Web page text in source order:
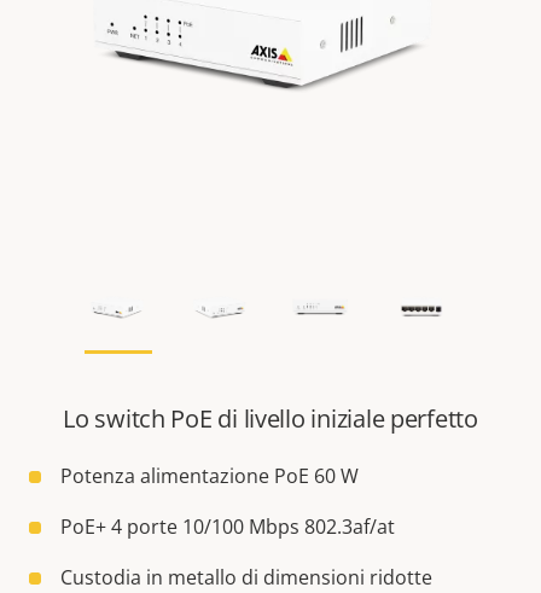
Lo switch PoE di livello iniziale perfetto
Potenza alimentazione PoE 60 W
PoE+ 4 porte 10/100 Mbps 802.3af/at
Custodia in metallo di dimensioni ridotte